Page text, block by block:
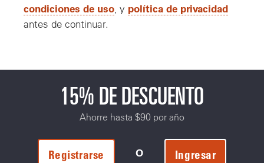
condiciones de uso , y política de privacidad
antes de continuar.
15% DE DESCUENTO
Ahorre hasta $90 por año
Registrarse O Ingresar